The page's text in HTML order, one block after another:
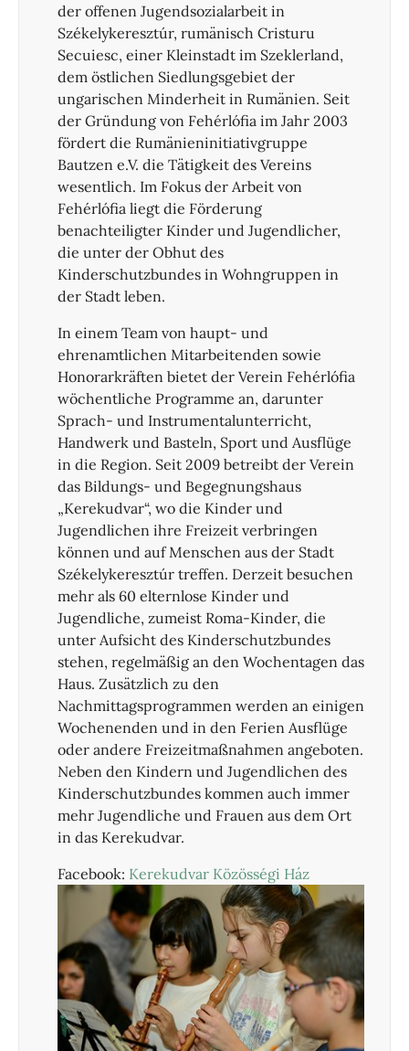
der offenen Jugendsozialarbeit in
Székelykeresztúr, rumänisch Cristuru
Secuiesc, einer Kleinstadt im Szeklerland,
dem östlichen Siedlungsgebiet der
ungarischen Minderheit in Rumänien. Seit
der Gründung von Fehérlófia im Jahr 2003
fördert die Rumänieninitiativgruppe
Bautzen e.V. die Tätigkeit des Vereins
wesentlich. Im Fokus der Arbeit von
Fehérlófia liegt die Förderung
benachteiligter Kinder und Jugendlicher,
die unter der Obhut des
Kinderschutzbundes in Wohngruppen in
der Stadt leben.
In einem Team von haupt- und
ehrenamtlichen Mitarbeitenden sowie
Honorarkräften bietet der Verein Fehérlófia
wöchentliche Programme an, darunter
Sprach- und Instrumentalunterricht,
Handwerk und Basteln, Sport und Ausflüge
in die Region. Seit 2009 betreibt der Verein
das Bildungs- und Begegnungshaus
„Kerekudvar“, wo die Kinder und
Jugendlichen ihre Freizeit verbringen
können und auf Menschen aus der Stadt
Székelykeresztúr treffen. Derzeit besuchen
mehr als 60 elternlose Kinder und
Jugendliche, zumeist Roma-Kinder, die
unter Aufsicht des Kinderschutzbundes
stehen, regelmäßig an den Wochentagen das
Haus. Zusätzlich zu den
Nachmittagsprogrammen werden an einigen
Wochenenden und in den Ferien Ausflüge
oder andere Freizeitmaßnahmen angeboten.
Neben den Kindern und Jugendlichen des
Kinderschutzbundes kommen auch immer
mehr Jugendliche und Frauen aus dem Ort
in das Kerekudvar.
Facebook: Kerekudvar Közösségi Ház